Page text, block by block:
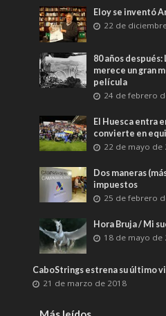
Eloy se inventó
22 de
80 años después:
merece un gran
película
24 de febrero
El Huesca entra
convierte en
22 de mayo de
Dos maneras
impuestos
25 de febrero
Hora Bruja / Mi
18 de mayo de
CaboStrings estrena su último
21 de marzo de 2018